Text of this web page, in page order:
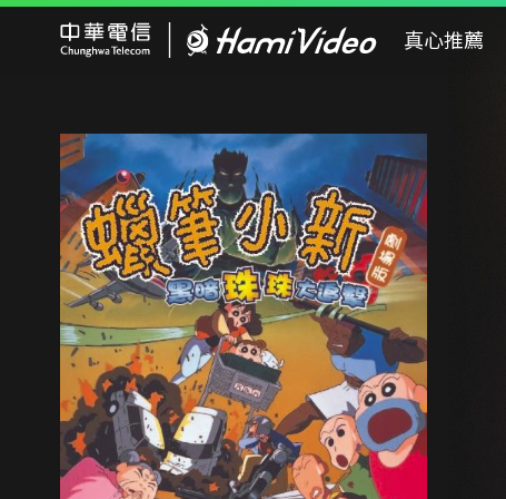
真心推薦